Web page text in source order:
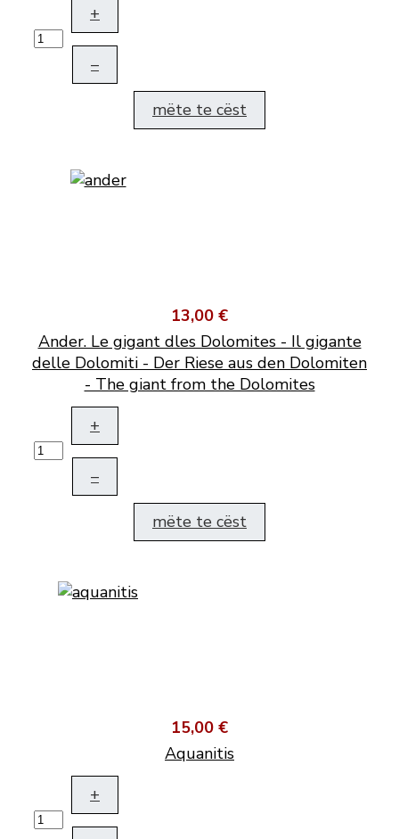
+
–
mëte te cëst
13,00 €
Ander. Le gigant dles Dolomites - Il gigante
delle Dolomiti - Der Riese aus den Dolomiten
- The giant from the Dolomites
+
–
mëte te cëst
15,00 €
Aquanitis
+